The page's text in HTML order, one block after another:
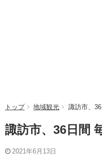
トップ 地域観光 諏訪市、
諏訪市、36日間
2021年6月13日